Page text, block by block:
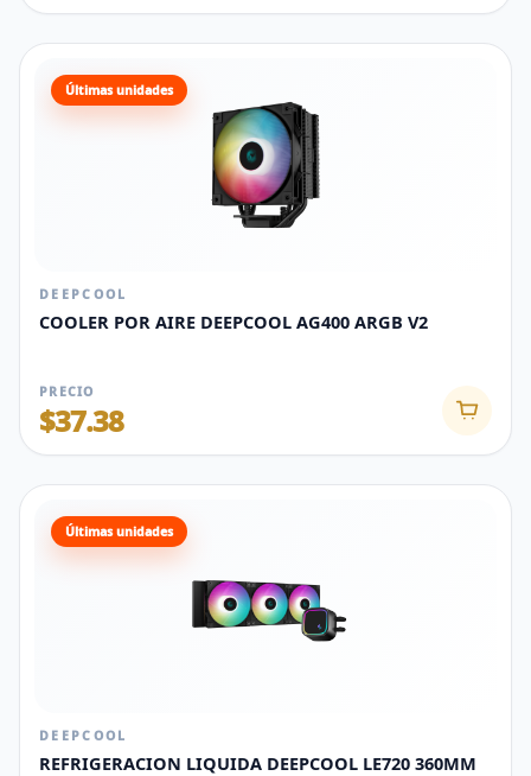
Últimas unidades
DEEPCOOL
COOLER POR AIRE DEEPCOOL AG400 ARGB V2
PRECIO
$37.38
Últimas unidades
DEEPCOOL
REFRIGERACION LIQUIDA DEEPCOOL LE720 360MM